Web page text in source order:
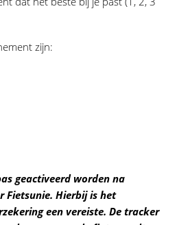
zijn:
geactiveerd worden na
Fietsunie. Hierbij is het
een vereiste. De tracker